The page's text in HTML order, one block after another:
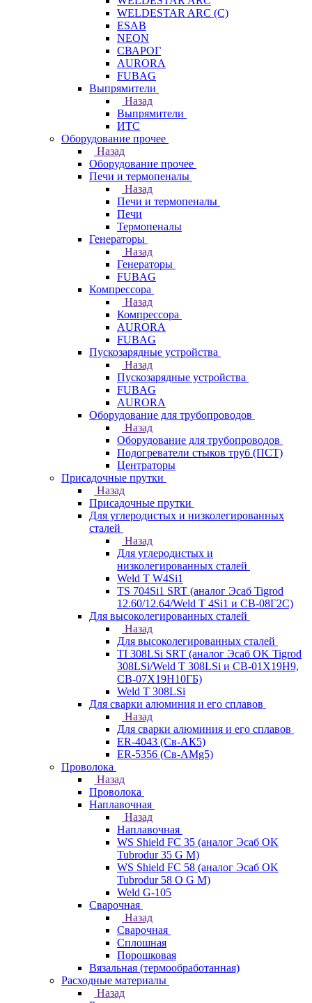
WELDESTAR ARC (С)
ESAB
NEON
СВАРОГ
AURORA
FUBAG
Выпрямители
Назад
Выпрямители
ИТС
Оборудование прочее
Назад
Оборудование прочее
Печи и термопеналы
Назад
Печи и термопеналы
Печи
Термопеналы
Генераторы
Назад
Генераторы
FUBAG
Компрессора
Назад
Компрессора
AURORA
FUBAG
Пускозарядные устройства
Назад
Пускозарядные устройства
FUBAG
AURORA
Оборудование для трубопроводов
Назад
Оборудование для трубопроводов
Подогреватели стыков труб (ПСТ)
Центраторы
Присадочные прутки
Назад
Присадочные прутки
Для углеродистых и низколегированных
сталей
Назад
Для углеродистых и
низколегированных сталей
Weld T W4Si1
TS 704Si1 SRT (аналог Эсаб Tigrod
12.60/12.64/Weld T 4Si1 и СВ-08Г2С)
Для высоколегированных сталей
Назад
Для высоколегированных сталей
TI 308LSi SRT (аналог Эсаб OK Tigrod
308LSi/Weld T 308LSi и СВ-01Х19Н9,
СВ-07Х19Н10ГБ)
Weld T 308LSi
Для сварки алюминия и его сплавов
Назад
Для сварки алюминия и его сплавов
ER-4043 (Св-АК5)
ER-5356 (Св-АМg5)
Проволока
Назад
Проволока
Наплавочная
Назад
Наплавочная
WS Shield FC 35 (аналог Эсаб OK
Tubrodur 35 G M)
WS Shield FC 58 (аналог Эсаб OK
Tubrodur 58 O G M)
Weld G-105
Сварочная
Назад
Сварочная
Сплошная
Порошковая
Вязальная (термообработанная)
Расходные материалы
Назад